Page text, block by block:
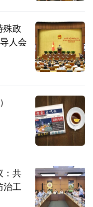
殊政
人会
：共
治工